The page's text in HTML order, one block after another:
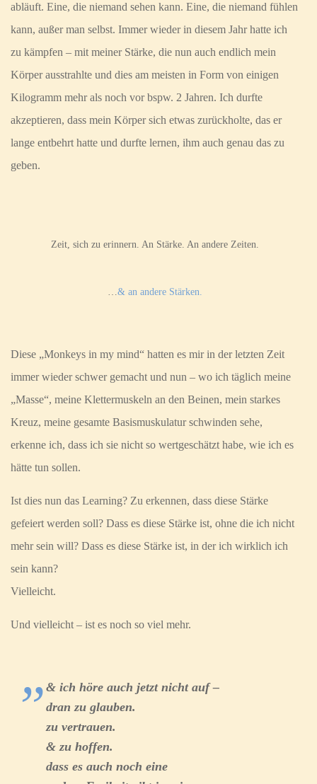
abläuft. Eine, die niemand sehen kann. Eine, die niemand fühlen
kann, außer man selbst. Immer wieder in diesem Jahr hatte ich
zu kämpfen – mit meiner Stärke, die nun auch endlich mein
Körper ausstrahlte und dies am meisten in Form von einigen
Kilogramm mehr als noch vor bspw. 2 Jahren. Ich durfte
akzeptieren, dass mein Körper sich etwas zurückholte, das er
lange entbehrt hatte und durfte lernen, ihm auch genau das zu
geben.
Zeit, sich zu erinnern. An Stärke. An andere Zeiten.
…& an andere Stärken.
Diese „Monkeys in my mind“ hatten es mir in der letzten Zeit
immer wieder schwer gemacht und nun – wo ich täglich meine
„Masse“, meine Klettermuskeln an den Beinen, mein starkes
Kreuz, meine gesamte Basismuskulatur schwinden sehe,
erkenne ich, dass ich sie nicht so wertgeschätzt habe, wie ich es
hätte tun sollen.
Ist dies nun das Learning? Zu erkennen, dass diese Stärke
gefeiert werden soll? Dass es diese Stärke ist, ohne die ich nicht
mehr sein will? Dass es diese Stärke ist, in der ich wirklich ich
sein kann?
Vielleicht.
Und vielleicht – ist es noch so viel mehr.
& ich höre auch jetzt nicht auf –
dran zu glauben.
zu vertrauen.
& zu hoffen.
dass es auch noch eine